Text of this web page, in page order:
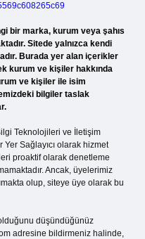
bir marka, kurum veya şahıs
Sitede yalnızca kendi
Burada yer alan içerikler
kurum ve kişiler hakkında
ve kişiler ile isim
bilgiler taslak
Teknolojileri ve İletişim
Yer Sağlayıcı olarak hizmet
proaktif olarak denetleme
Ancak, üyelerimiz
olup, siteye üye olarak bu
düşündüğünüz
adresine bildirmeniz halinde,